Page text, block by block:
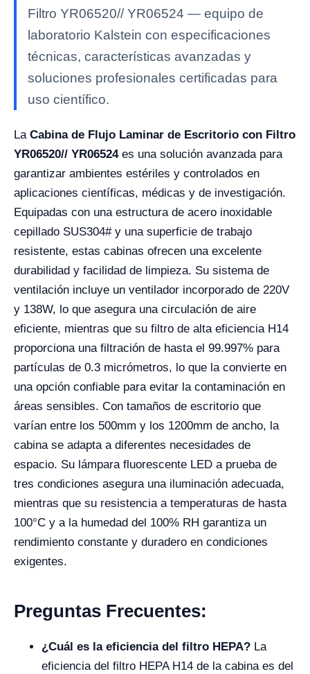
Filtro YR06520// YR06524 — equipo de
laboratorio Kalstein con especificaciones
técnicas, características avanzadas y
soluciones profesionales certificadas para
uso científico.
La Cabina de Flujo Laminar de Escritorio con Filtro
YR06520// YR06524es una solución avanzada para
garantizar ambientes estériles y controlados en
aplicaciones científicas, médicas y de investigación.
Equipadas con una estructura de acero inoxidable
cepillado SUS304# y una superficie de trabajo
resistente, estas cabinas ofrecen una excelente
durabilidad y facilidad de limpieza. Su sistema de
ventilación incluye un ventilador incorporado de 220V
y 138W, lo que asegura una circulación de aire
eficiente, mientras que su filtro de alta eficiencia H14
proporciona una filtración de hasta el 99.997% para
partículas de 0.3 micrómetros, lo que la convierte en
una opción confiable para evitar la contaminación en
áreas sensibles. Con tamaños de escritorio que
varían entre los 500mm y los 1200mm de ancho, la
cabina se adapta a diferentes necesidades de
espacio. Su lámpara fluorescente LED a prueba de
tres condiciones asegura una iluminación adecuada,
mientras que su resistencia a temperaturas de hasta
100°C y a la humedad del 100% RH garantiza un
rendimiento constante y duradero en condiciones
exigentes.
Preguntas Frecuentes:
¿Cuál es la eficiencia del filtro HEPA? La
eficiencia del filtro HEPA H14 de la cabina es del